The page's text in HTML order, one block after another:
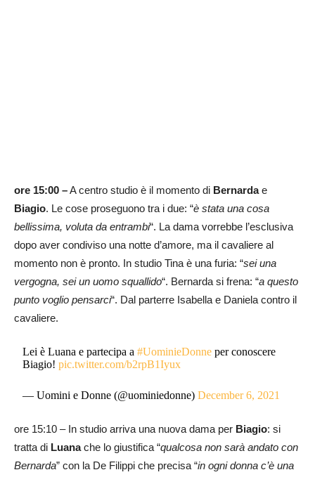
ore 15:00 –A centro studio è il momento di Bernardae
Biagio. Le cose proseguono tra i due: “è stata una cosa
bellissima, voluta da entrambi“. La dama vorrebbe l’esclusiva
dopo aver condiviso una notte d’amore, ma il cavaliere al
momento non è pronto. In studio Tina è una furia: “sei una
vergogna, sei un uomo squallido“. Bernarda si frena: “a questo
punto voglio pensarci“. Dal parterre Isabella e Daniela contro il
cavaliere.
Lei è Luana e partecipa a#UominieDonne per conoscere
Biagio!pic.twitter.com/b2rpB1Iyux
— Uomini e Donne (@uominiedonne)December 6, 2021
ore 15:10 – In studio arriva una nuova dama per Biagio: si
tratta di Luanache lo giustifica “qualcosa non sarà andato con
Bernarda” con la De Filippi che precisa “in ogni donna c’è una